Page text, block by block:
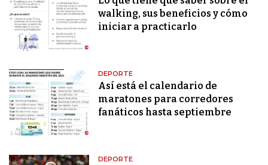
walking, sus beneficios y cómo
iniciar a practicarlo
DEPORTE
Así está el calendario de
maratones para corredores
fanáticos hasta septiembre
DEPORTE